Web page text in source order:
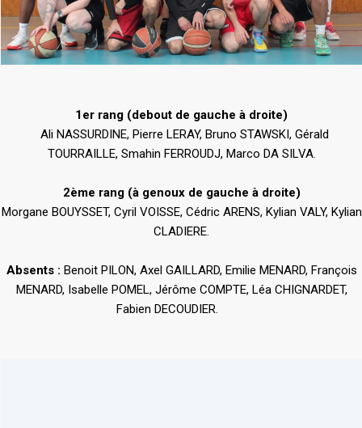
1er rang (debout de gauche à droite)
Ali NASSURDINE, Pierre LERAY, Bruno STAWSKI, Gérald
TOURRAILLE, Smahin FERROUDJ, Marco DA SILVA.
2ème rang (à genoux de gauche à droite)
Morgane BOUYSSET, Cyril VOISSE, Cédric ARENS, Kylian VALY, Kylian
CLADIERE.
Absents : Benoit PILON, Axel GAILLARD, Emilie MENARD, François
MENARD, Isabelle POMEL, Jérôme COMPTE, Léa CHIGNARDET,
Fabien DECOUDIER.